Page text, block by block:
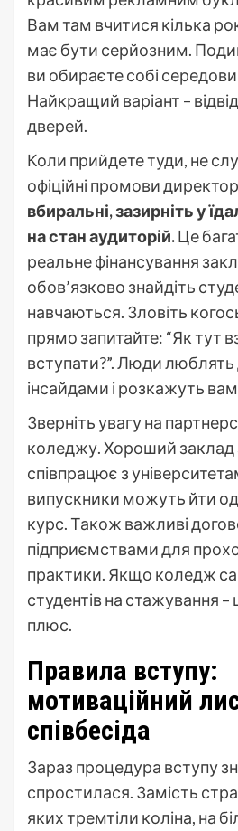
Вам там вчитися кілька
має бути серйозним.
ви обираєте собі
Найкращий варіант –
дверей.
Коли прийдете туди, не
офіційні промови
вбиральні, зазирніть у
на стан аудиторій.Це
реальне фінансування
обов’язково знайдіть
навчаються. Зловіть
прямо запитайте: “Як тут
вступати?”. Люди люблять
інсайдами і розкажуть вам
Зверніть увагу на
коледжу. Хороший
співпрацює з
випускники можуть йти
курс. Також важливі
підприємствами для
практики. Якщо коледж
студентів на стажування
плюс.
Правила вступу:
мотиваційний
співбесіда
Зараз процедура вступу
спростилася. Замість
яких тремтіли коліна, на